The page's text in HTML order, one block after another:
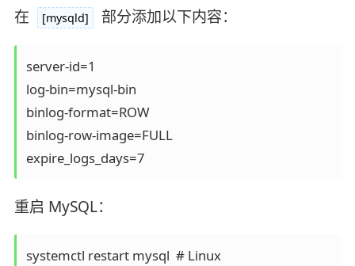
在 [mysqld] 部分添加以下内容：
server-id=1
log-bin=mysql-bin
binlog-format=ROW
binlog-row-image=FULL
重启 MySQL：
systemctl restart mysql  # Linux